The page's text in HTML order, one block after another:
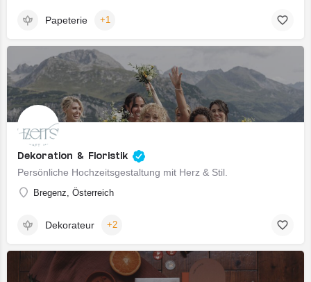
Papeterie +1
Dekoration & Floristik
Persönliche Hochzeitsgestaltung mit Herz & Stil.
Bregenz, Österreich
Dekorateur +2